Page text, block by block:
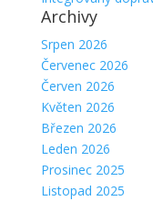
Archivy
Srpen 2026
Červenec 2026
Červen 2026
Květen 2026
Březen 2026
Leden 2026
Prosinec 2025
Listopad 2025